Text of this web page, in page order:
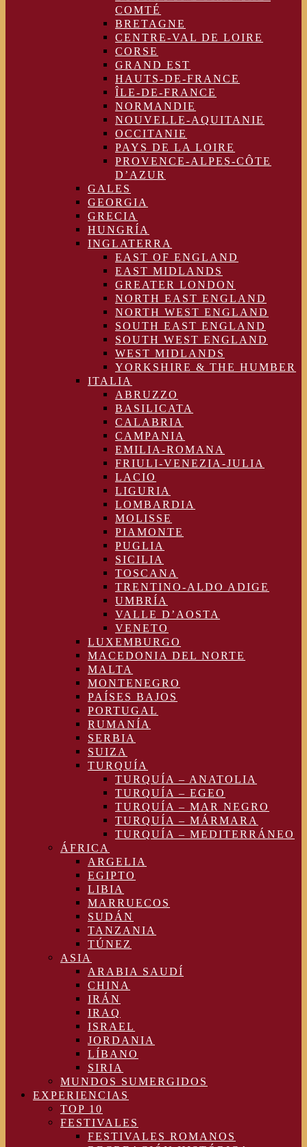
COMTÉ
BRETAGNE
CENTRE-VAL DE LOIRE
CORSE
GRAND EST
HAUTS-DE-FRANCE
ÎLE-DE-FRANCE
NORMANDIE
NOUVELLE-AQUITANIE
OCCITANIE
PAYS DE LA LOIRE
PROVENCE-ALPES-CÔTE
D’AZUR
GALES
GEORGIA
GRECIA
HUNGRÍA
INGLATERRA
EAST OF ENGLAND
EAST MIDLANDS
GREATER LONDON
NORTH EAST ENGLAND
NORTH WEST ENGLAND
SOUTH EAST ENGLAND
SOUTH WEST ENGLAND
WEST MIDLANDS
YORKSHIRE & THE HUMBER
ITALIA
ABRUZZO
BASILICATA
CALABRIA
CAMPANIA
EMILIA-ROMANA
FRIULI-VENEZIA-JULIA
LACIO
LIGURIA
LOMBARDIA
MOLISSE
PIAMONTE
PUGLIA
SICILIA
TOSCANA
TRENTINO-ALDO ADIGE
UMBRÍA
VALLE D’AOSTA
VENETO
LUXEMBURGO
MACEDONIA DEL NORTE
MALTA
MONTENEGRO
PAÍSES BAJOS
PORTUGAL
RUMANÍA
SERBIA
SUIZA
TURQUÍA
TURQUÍA – ANATOLIA
TURQUÍA – EGEO
TURQUÍA – MAR NEGRO
TURQUÍA – MÁRMARA
TURQUÍA – MEDITERRÁNEO
ÁFRICA
ARGELIA
EGIPTO
LIBIA
MARRUECOS
SUDÁN
TANZANIA
TÚNEZ
ASIA
ARABIA SAUDÍ
CHINA
IRÁN
IRAQ
ISRAEL
JORDANIA
LÍBANO
SIRIA
MUNDOS SUMERGIDOS
EXPERIENCIAS
TOP 10
FESTIVALES
FESTIVALES ROMANOS